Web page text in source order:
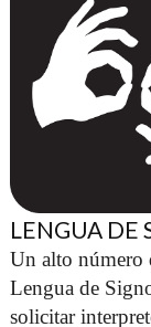
LENGUA DE
Un alto número
Lengua de
solicitar